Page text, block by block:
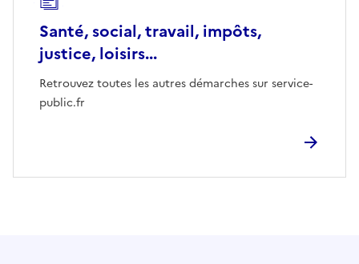
Santé, social, travail, impôts,
justice, loisirs...
Retrouvez toutes les autres démarches sur service-
public.fr